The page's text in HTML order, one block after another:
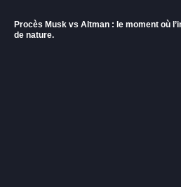
Procès Musk vs Altman : le moment où
de nature.